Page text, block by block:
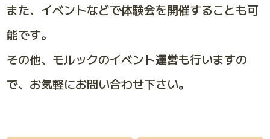
また、イベントなどで体験会を開催することも可
能です。
その他、モルックのイベント運営も行いますの
で、お気軽にお問い合わせ下さい。